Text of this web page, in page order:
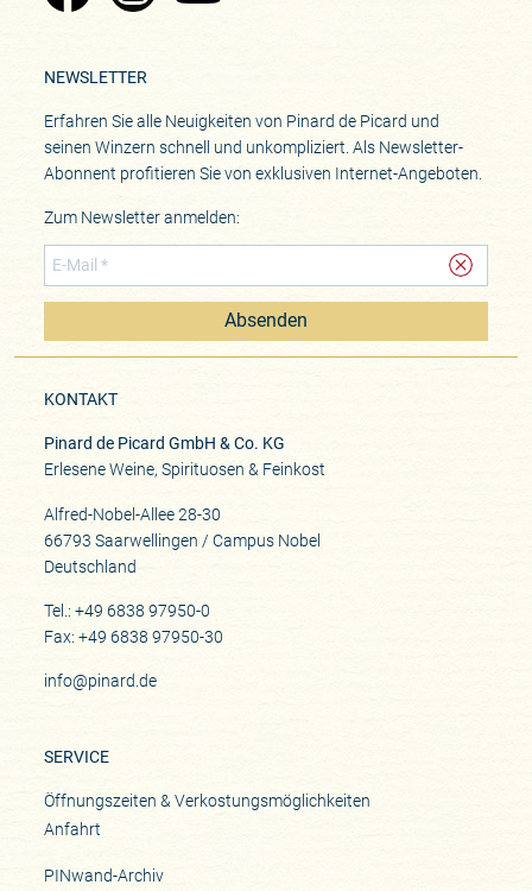
NEWSLETTER
Erfahren Sie alle Neuigkeiten von Pinard de Picard und
seinen Winzern schnell und unkompliziert. Als Newsletter-
Abonnent profitieren Sie von exklusiven Internet-Angeboten.
Zum Newsletter anmelden:
Absenden
KONTAKT
Pinard de Picard GmbH & Co. KG
Erlesene Weine, Spirituosen & Feinkost
Alfred-Nobel-Allee 28-30
66793 Saarwellingen / Campus Nobel
Deutschland
Tel.: +49 6838 97950-0
Fax: +49 6838 97950-30
info@pinard.de
SERVICE
Öffnungszeiten & Verkostungsmöglichkeiten
Anfahrt
PINwand-Archiv